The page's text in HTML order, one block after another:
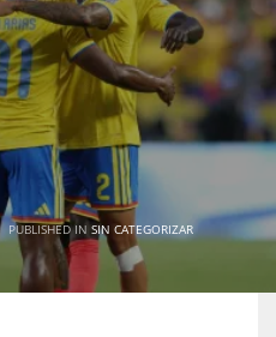
PUBLISHED IN SIN CATEGORIZAR